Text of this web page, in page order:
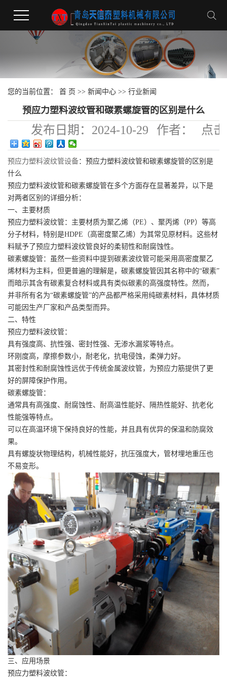
您的当前位置： 首 页 >> 新闻中心 >> 行业新闻
预应力塑料波纹管和碳素螺旋管的区别是什么
发布日期： 2024-10-29 作者：
点
预应力塑料波纹管设备：预应力塑料波纹管和碳素螺旋管的区别是
什么
预应力塑料波纹管和碳素螺旋管在多个方面存在显著差异，以下是
对两者区别的详细分析：
一、主要材质
预应力塑料波纹管：主要材质为聚乙烯（PE）、聚丙烯（PP）等高
分子材料，特别是HDPE（高密度聚乙烯）为其常见原材料。这些材
料赋予了预应力塑料波纹管良好的柔韧性和耐腐蚀性。
碳素螺旋管：虽然一些资料中提到碳素波纹管可能采用高密度聚乙
烯材料为主料，但更普遍的理解是，碳素螺旋管因其名称中的“碳素”
而暗示其含有碳素复合材料或具有类似碳素的高强度特性。然而，
并非所有名为“碳素螺旋管”的产品都严格采用纯碳素材料，具体材质
可能因生产厂家和产品类型而异。
二、特性
预应力塑料波纹管：
具有强度高、抗性强、密封性强、无渗水漏浆等特点。
环刚度高，摩擦参数小，耐老化，抗电侵蚀，柔弹力好。
其密封性和耐腐蚀性远优于传统金属波纹管，为预应力筋提供了更
好的屏障保护作用。
碳素螺旋管：
通常具有高强度、耐腐蚀性、耐高温性能好、隔热性能好、抗老化
性能强等特点。
可以在高温环境下保持良好的性能，并且具有优异的保温和防腐效
果。
具有螺旋状物理结构，机械性能好，抗压强度大，管材埋地重压也
不易变形。
三、应用场景
预应力塑料波纹管：